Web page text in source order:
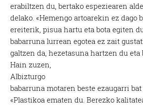
erabiltzen du, bertako espeziearen
delako. «Hemengo artoarekin ez dago
ereiterik, pisua hartu eta bota egiten
babarruna lurrean egotea ez zait
galtzen da, hezetasuna hartzen du eta
Hain zuzen,
Albizturgo
babarruna motaren beste ezaugarri
«Plastikoa ematen du. Berezko